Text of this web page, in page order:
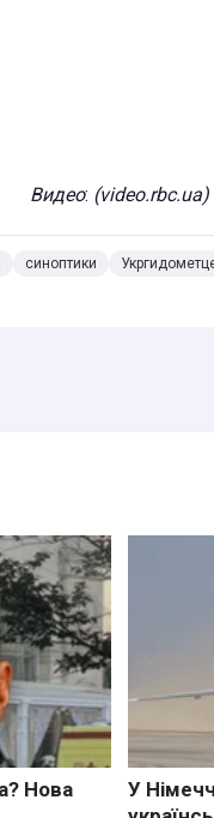
Видео: (video.rbc.ua)
синоптики